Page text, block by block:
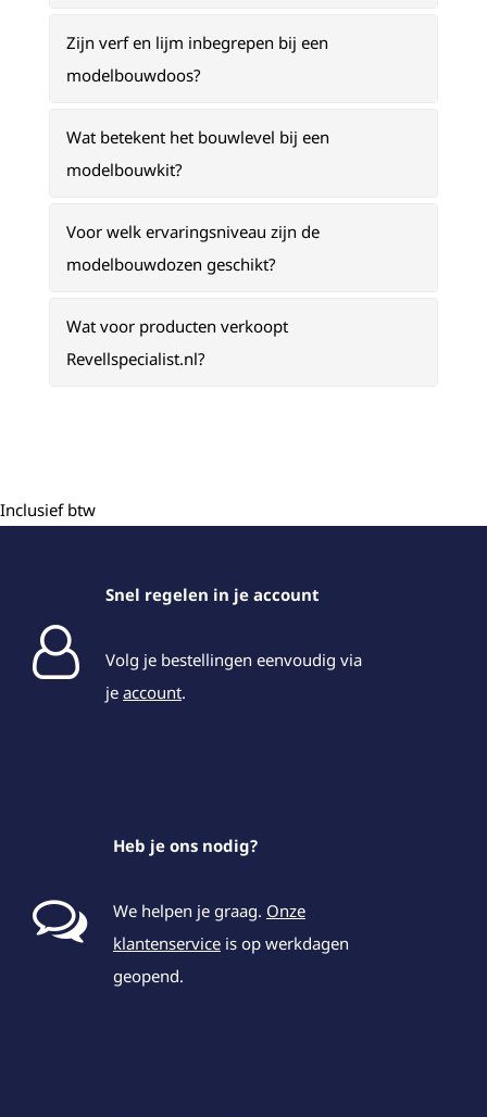
Zijn verf en lijm inbegrepen bij een
modelbouwdoos?
Wat betekent het bouwlevel bij een
modelbouwkit?
Voor welk ervaringsniveau zijn de
modelbouwdozen geschikt?
Wat voor producten verkoopt
Revellspecialist.nl?
Inclusief btw
Snel regelen in je account
Volg je bestellingen eenvoudig via
je account.
Heb je ons nodig?
We helpen je graag. Onze
klantenservice is op werkdagen
geopend.